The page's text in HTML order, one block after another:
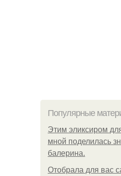
Популярные
Этим эликсиром
мной поделилась
балерина.
Отобрала для вас